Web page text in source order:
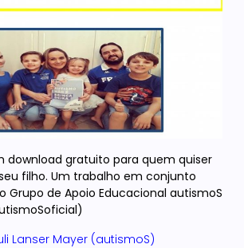
download gratuito para quem quiser
filho. Um trabalho em conjunto
Grupo de Apoio Educacional autismoS
Lanser Mayer (autismoS)